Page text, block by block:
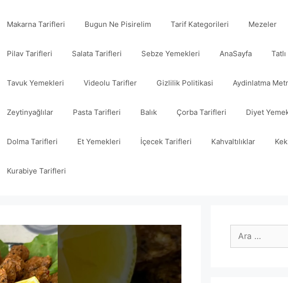
Makarna Tarifleri Bugun Ne Pisirelim Tarif Kategorileri Mezeler
Pilav Tarifleri Salata Tarifleri Sebze Yemekleri AnaSayfa
Tavuk Yemekleri Videolu Tarifler Gizlilik Politikasi Aydinlatma
Zeytinyağlılar Pasta Tarifleri Balık Çorba Tarifleri Diyet
Dolma Tarifleri Et Yemekleri İçecek Tarifleri Kahvaltılıklar
Kurabiye Tarifleri
için